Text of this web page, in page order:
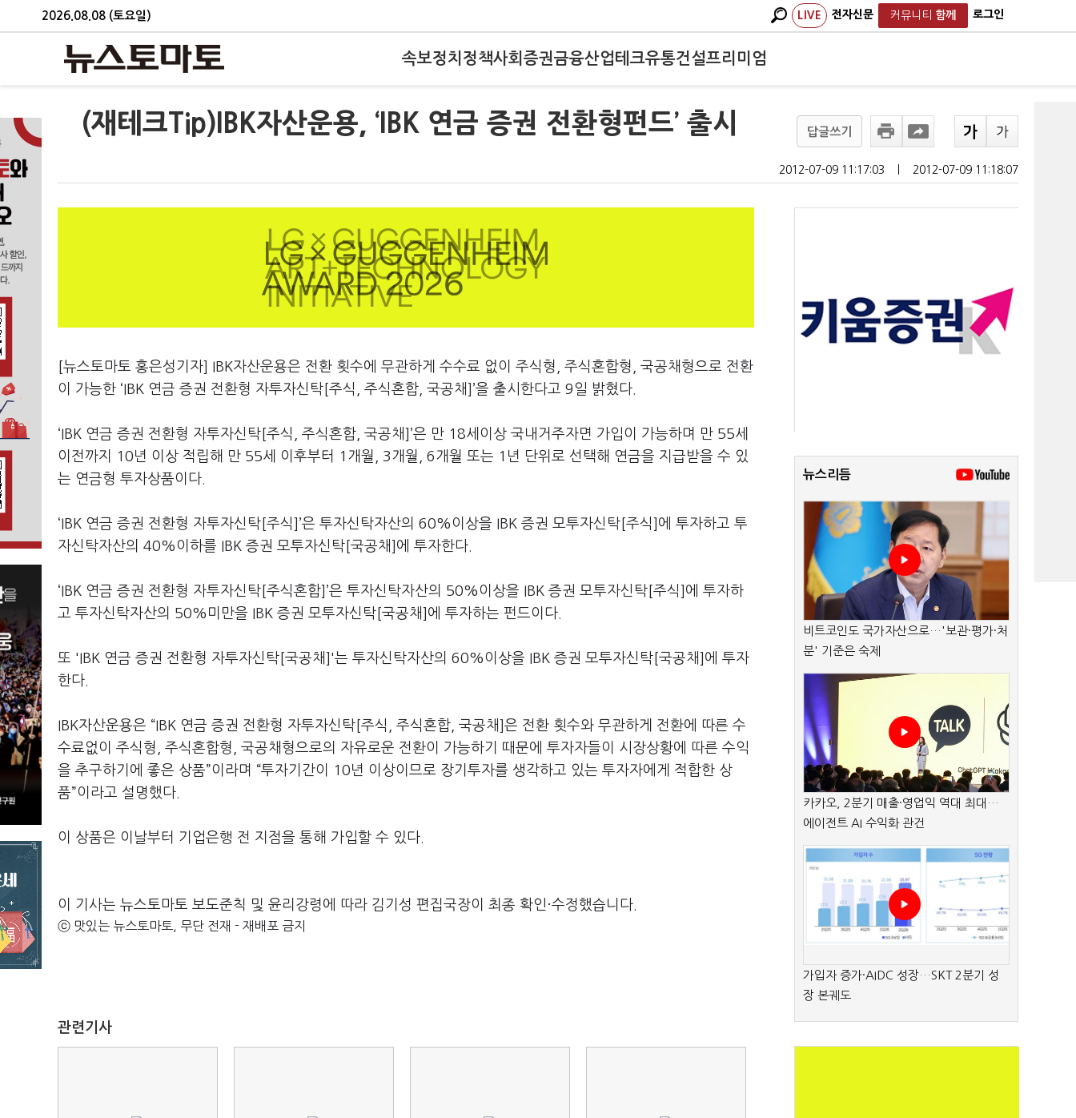
2026.08.08 (토요일) LIVE 전자신문 커뮤니티 함께 로그인
속보정치 정책사회 증권금융산업테크유통건설프리미엄
(재테크Tip)IBK자산운용, ‘IBK 연금 증권 전환형펀드’ 출시 답글쓰기
2012-07-09 11:17:03 2012-07-09 11:18:07
[뉴스토마토 홍은성기자] IBK자산운용은 전환 횟수에 무관하게 수수료 없이 주식형, 주식혼합형, 국공채형으로 전환
이 가능한 ‘IBK 연금 증권 전환형 자투자신탁[주식, 주식혼합, 국공채]’을 출시한다고 9일 밝혔다.
‘IBK 연금 증권 전환형 자투자신탁[주식, 주식혼합, 국공채]’은 만 18세이상 국내거주자면 가입이 가능하며 만 55세
이전까지 10년 이상 적립해 만 55세 이후부터 1개월, 3개월, 6개월 또는 1년 단위로 선택해 연금을 지급받을 수 있
는 연금형 투자상품이다.
‘IBK 연금 증권 전환형 자투자신탁[주식]’은 투자신탁자산의 60%이상을 IBK 증권 모투자신탁[주식]에 투자하고 투
자신탁자산의 40%이하를 IBK 증권 모투자신탁[국공채]에 투자한다.
‘IBK 연금 증권 전환형 자투자신탁[주식혼합]’은 투자신탁자산의 50%이상을 IBK 증권 모투자신탁[주식]에 투자하
고 투자신탁자산의 50%미만을 IBK 증권 모투자신탁[국공채]에 투자하는 펀드이다.
또 'IBK 연금 증권 전환형 자투자신탁[국공채]'는 투자신탁자산의 60%이상을 IBK 증권 모투자신탁[국공채]에 투자
한다.
IBK자산운용은 “IBK 연금 증권 전환형 자투자신탁[주식, 주식혼합, 국공채]은 전환 횟수와 무관하게 전환에 따른 수
수료없이 주식형, 주식혼합형, 국공채형으로의 자유로운 전환이 가능하기 때문에 투자자들이 시장상황에 따른 수익
을 추구하기에 좋은 상품”이라며 “투자기간이 10년 이상이므로 장기투자를 생각하고 있는 투자자에게 적합한 상
품”이라고 설명했다.
이 상품은 이날부터 기업은행 전 지점을 통해 가입할 수 있다.
이 기사는 뉴스토마토 보도준칙 및 윤리강령에 따라 김기성 편집국장이 최종 확인·수정했습니다.
ⓒ 맛있는 뉴스토마토, 무단 전재 - 재배포 금지
관련기사
뉴스리듬
비트코인도 국가자산으로…'보관·평가·처
분' 기준은 숙제
카카오, 2분기 매출·영업익 역대 최대…
에이전트 AI 수익화 관건
가입자 증가·AIDC 성장…SKT 2분기 성
장 본궤도